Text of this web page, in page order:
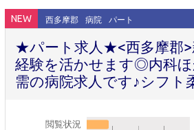
NEW 西多摩郡 病院 パート
★パート求人★<西多摩郡>
経験を活かせます◎内科
需の病院求人です♪シフト
閲覧状況